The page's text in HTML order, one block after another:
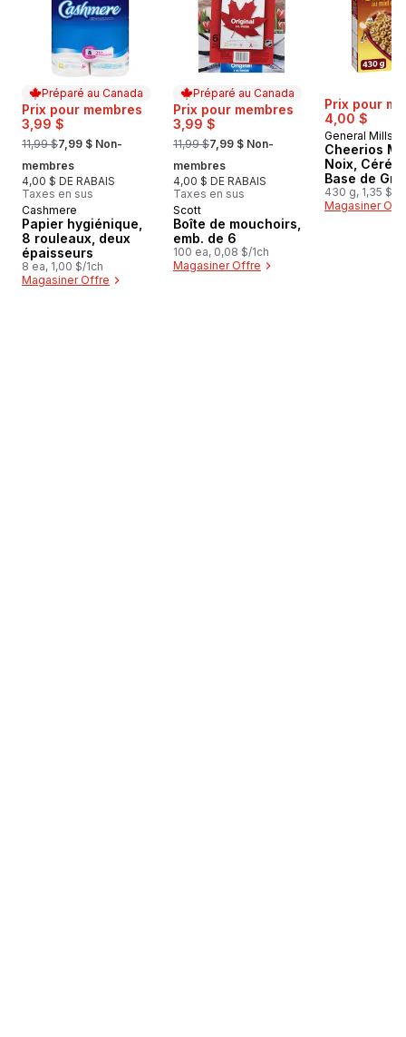
Préparé au Canada
Prix pour membres
3,99 $
, formerly:
11,99 $7,99 $ Non-
membres
4,00 $ DE RABAIS
Taxes en sus
Préparé au Canada
Cashmere
Papier hygiénique,
8 rouleaux, deux
épaisseurs
8 ea, 1,00 $/1ch
Magasiner Offre
Préparé au Canada
Prix pour membres
3,99 $
, formerly:
11,99 $7,99 $ Non-
membres
4,00 $ DE RABAIS
Taxes en sus
Préparé au Canada
Scott
Boîte de mouchoirs,
emb. de 6
100 ea, 0,08 $/1ch
Magasiner Offre
Prix pour
4,00 $
General Mills
Cheerios
Noix,
Base de
Entiers
430 g, 1,35 $/
Magasiner